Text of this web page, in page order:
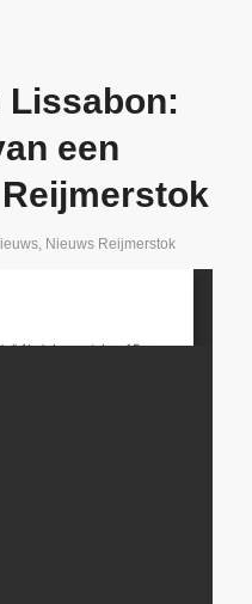
Lissabon:
een
Nieuws Reijmerstok